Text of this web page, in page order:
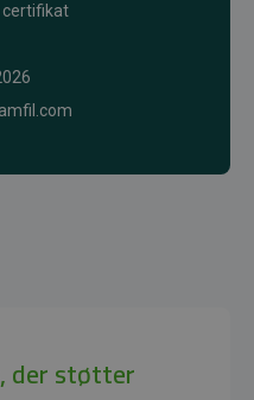
certifikat
der støtter